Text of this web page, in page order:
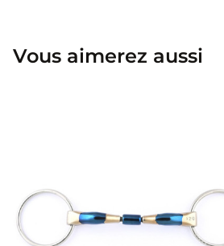
Vous aimerez aussi